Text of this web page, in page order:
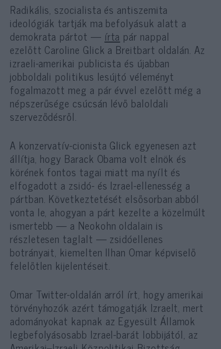
Radikális, szocialista és antiszemita
ideológiák tartják ma befolyásuk alatt a
demokrata pártot — írta pár nappal
ezelőtt Caroline Glick a Breitbart oldalán. Az
izraeli-amerikai publicista és újabban
jobboldali politikus lesújtó véleményt
fogalmazott meg a pár évvel ezelőtt még a
népszerűsége csúcsán lévő baloldali
szerveződésről.
A konzervatív-cionista Glick egyenesen azt
állítja, hogy Barack Obama volt elnök és
körének fontos tagai miatt ma nyílt és
elfogadott a zsidó- és Izrael-ellenesség a
pártban. Következtetését elsősorban abból
vonta le, ahogyan a párt kezelte a közelmúlt
ismertebb — a Neokohn oldalain is
részletesen taglalt — zsidóellenes
botrányait, kiemelten Ilhan Omar képviselő
felelőtlen kijelentéseit.
Omar Twitter-oldalán arról írt, hogy amerikai
törvényhozók azért támogatják Izraelt, mert
adományokat kapnak az Egyesült Államok
legbefolyásosabb Izrael-barát lobbijától, az